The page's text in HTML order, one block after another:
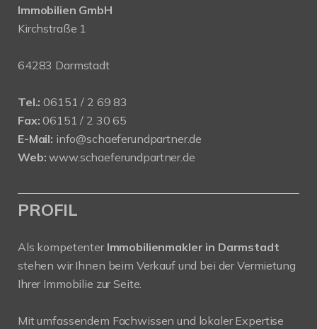
Immobilien GmbH
Kirchstraße 1
64283 Darmstadt
Tel.: 06151 / 2 69 83
Fax: 06151 / 2 30 65
E-Mail: info@schaeferundpartner.de
Web: www.schaeferundpartner.de
PROFIL
Als kompetenter Immobilienmakler in Darmstadt
stehen wir Ihnen beim Verkauf und bei der Vermietung
Ihrer Immobilie zur Seite.
Mit umfassendem Fachwissen und lokaler Expertise